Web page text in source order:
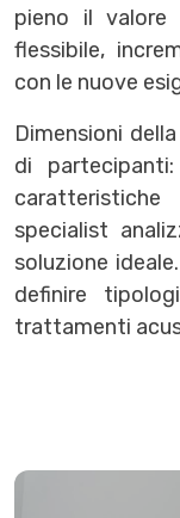
pieno il
flessibile,
con le nuove
Dimensioni
di
specialist
soluzione
definire
trattamenti